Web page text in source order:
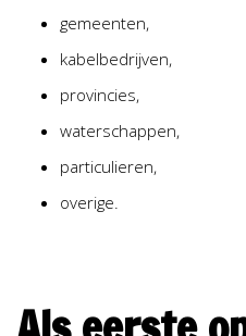
gemeenten,
kabelbedrijven,
provincies,
waterschappen,
particulieren,
overige.